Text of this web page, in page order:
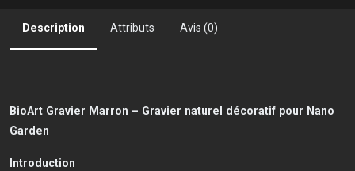
Description Attributs Avis (0)
BioArt Gravier Marron – Gravier naturel décoratif pour Nano
Garden
Introduction